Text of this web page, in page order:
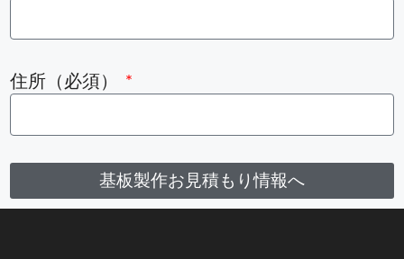
住所（必須）
基板製作お見積もり情報へ